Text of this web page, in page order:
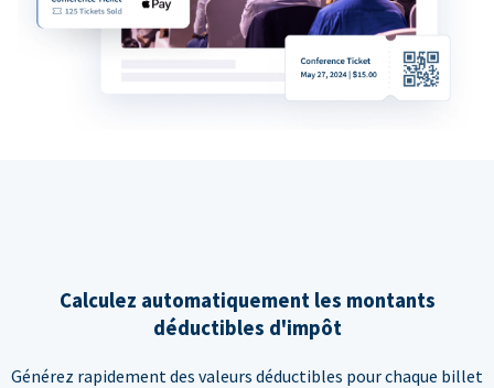
Calculez automatiquement les montants
déductibles d'impôt
Générez rapidement des valeurs déductibles pour chaque billet